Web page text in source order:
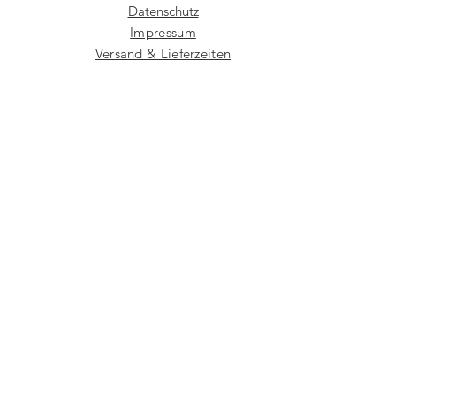
Datenschutz
Impressum
Versand & Lieferzeiten